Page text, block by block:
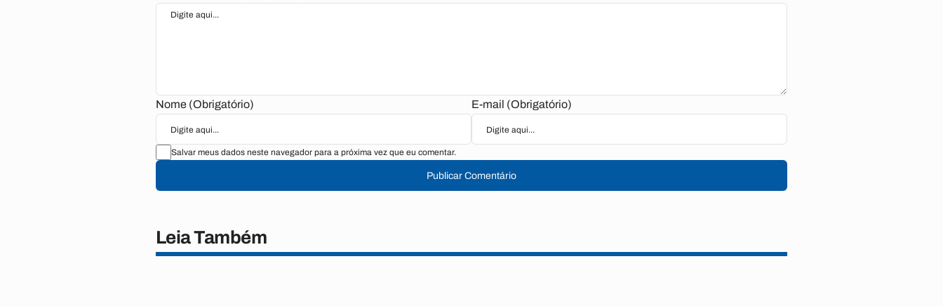
Nome (Obrigatório) E-mail (Obrigatório)
Salvar meus dados neste navegador para a próxima vez que eu comentar.
Publicar Comentário
Leia Também